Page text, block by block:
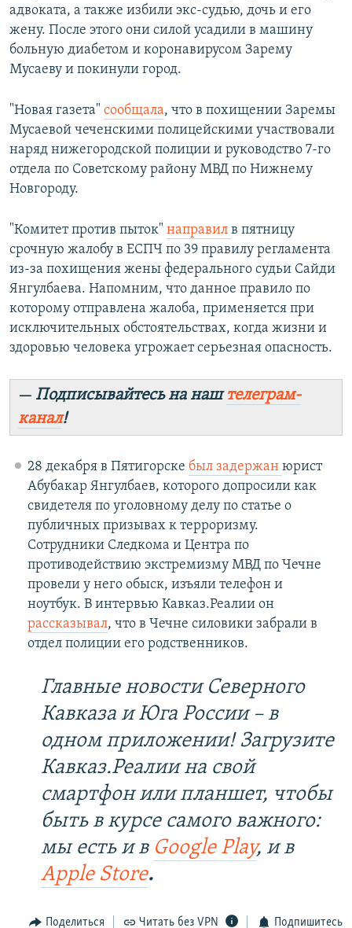
адвоката, а также избили экс-судью, дочь и его
жену. После этого они силой усадили в машину
больную диабетом и коронавирусом Зарему
Мусаеву и покинули город.
"Новая газета" сообщала, что в похищении Заремы
Мусаевой чеченскими полицейскими участвовали
наряд нижегородской полиции и руководство 7-го
отдела по Советскому району МВД по Нижнему
Новгороду.
"Комитет против пыток" направил в пятницу
срочную жалобу в ЕСПЧ по 39 правилу регламента
из-за похищения жены федерального судьи Сайди
Янгулбаева. Напомним, что данное правило по
которому отправлена жалоба, применяется при
исключительных обстоятельствах, когда жизни и
здоровью человека угрожает серьезная опасность.
— Подписывайтесь на наштелеграм-
канал!
28 декабря в Пятигорске был задержан юрист
Абубакар Янгулбаев, которого допросили как
свидетеля по уголовному делу по статье о
публичных призывах к терроризму.
Сотрудники Следкома и Центра по
противодействию экстремизму МВД по Чечне
провели у него обыск, изъяли телефон и
ноутбук. В интервью Кавказ.Реалии он
рассказывал, что в Чечне силовики забрали в
отдел полиции его родственников.
Главные новости Северного
Кавказа и Юга России – в
одном приложении! Загрузите
Кавказ.Реалии на свой
смартфон или планшет, чтобы
быть в курсе самого важного:
мы есть и в Google Play, и в
Apple Store.
Поделиться Читать без VPN Подпишитесь